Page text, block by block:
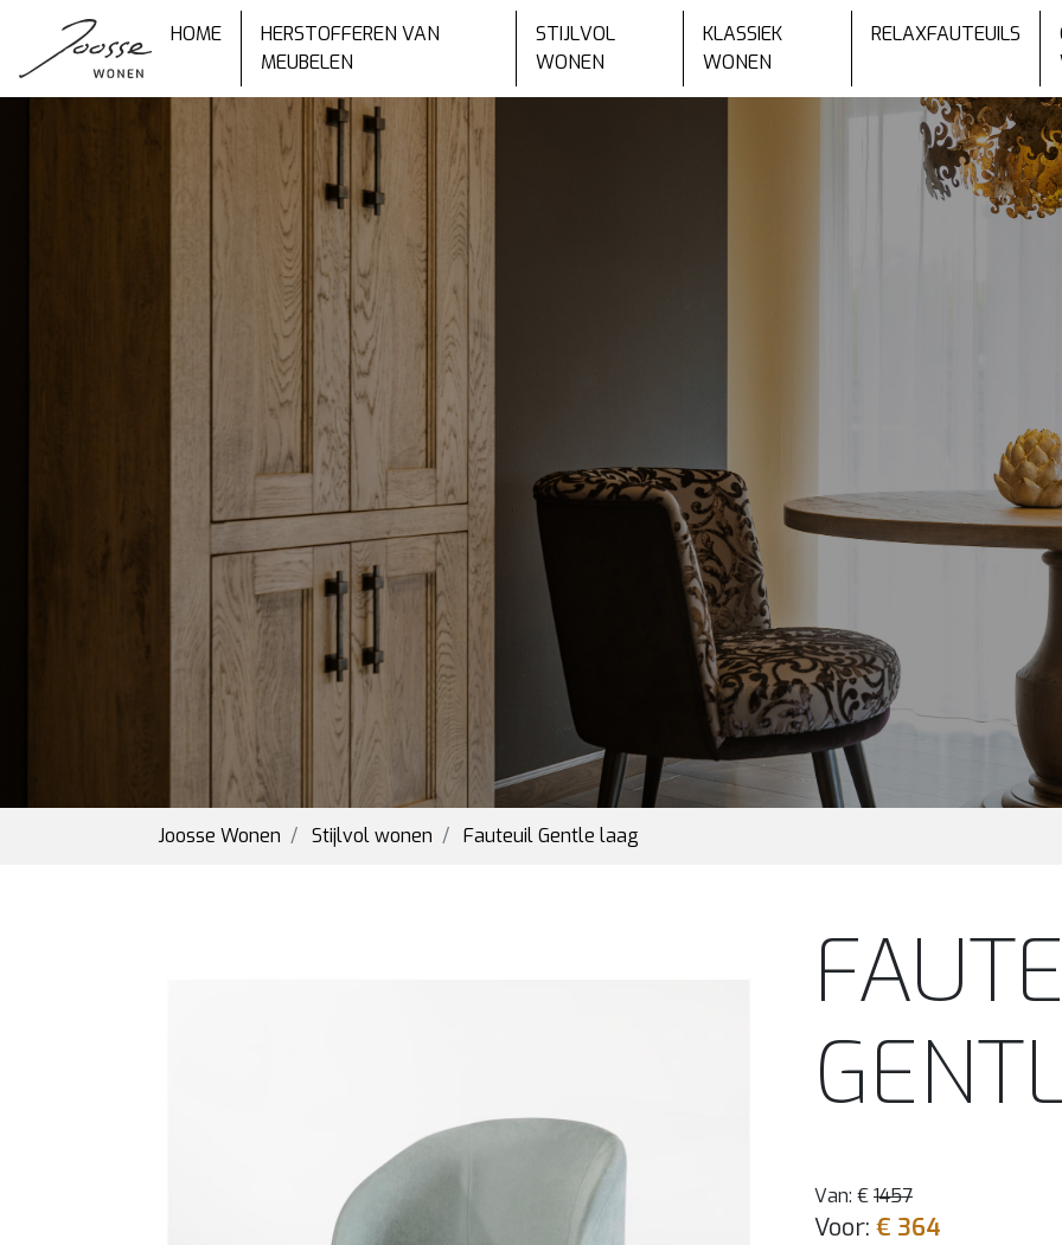
HOME
HERSTOFFEREN VAN
MEUBELEN
STIJLVOL
WONEN
KLASSIEK
WONEN
RELAXFAUTEUILS
Joosse Wonen Stijlvol wonen Fauteuil Gentle laag
Van: €1457
Voor: € 364